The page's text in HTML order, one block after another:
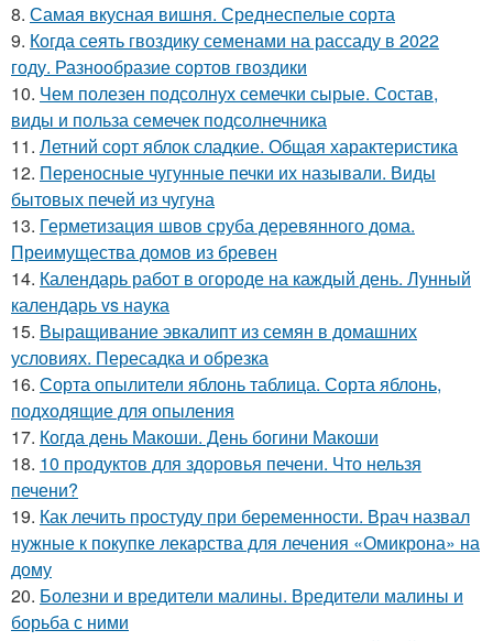
8. Самая вкусная вишня. Среднеспелые сорта
9. Когда сеять гвоздику семенами на рассаду в 2022
году. Разнообразие сортов гвоздики
10. Чем полезен подсолнух семечки сырые. Состав,
виды и польза семечек подсолнечника
11. Летний сорт яблок сладкие. Общая характеристика
12. Переносные чугунные печки их называли. Виды
бытовых печей из чугуна
13. Герметизация швов сруба деревянного дома.
Преимущества домов из бревен
14. Календарь работ в огороде на каждый день. Лунный
календарь vs наука
15. Выращивание эвкалипт из семян в домашних
условиях. Пересадка и обрезка
16. Сорта опылители яблонь таблица. Сорта яблонь,
подходящие для опыления
17. Когда день Макоши. День богини Макоши
18. 10 продуктов для здоровья печени. Что нельзя
печени?
19. Как лечить простуду при беременности. Врач назвал
нужные к покупке лекарства для лечения «Омикрона» на
дому
20. Болезни и вредители малины. Вредители малины и
борьба с ними